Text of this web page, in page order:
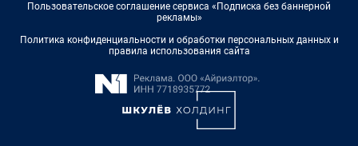
Пользовательское соглашение сервиса «Подписка без баннерной
рекламы»
Политика конфиденциальности и обработки персональных данных и
правила использования сайта